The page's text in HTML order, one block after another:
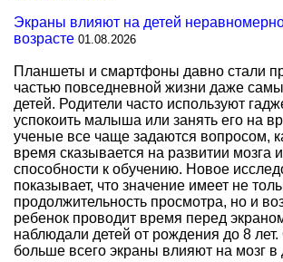
Экраны влияют на детей
возрасте 01.08.2026
Планшеты и смартфоны давно стали
частью повседневной жизни даже
детей. Родители часто используют
успокоить малыша или занять его на
ученые все чаще задаются вопросом,
время сказывается на развитии мозга
способности к обучению. Новое
показывает, что значение имеет не
продолжительность просмотра, но и
ребенок проводит время перед
наблюдали детей от рождения до 8 лет.
больше всего экраны влияют на мозг в